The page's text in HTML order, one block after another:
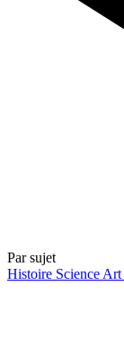
Par sujet
Histoire Science Art